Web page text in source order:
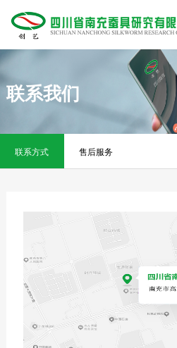
首页
关于我
视频中心
联系我们
购买
联系我们
联系方式 售后服务